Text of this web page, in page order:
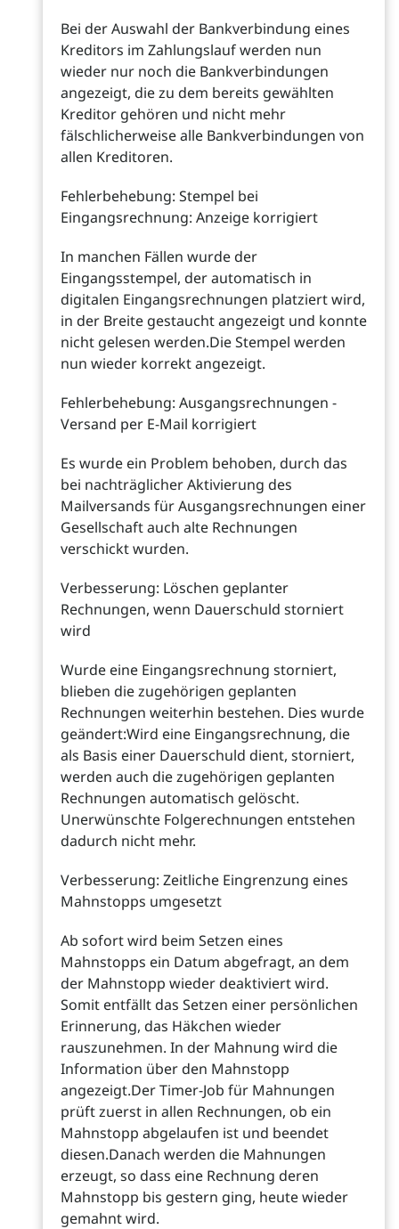
Bei der Auswahl der Bankverbindung eines
Kreditors im Zahlungslauf werden nun
wieder nur noch die Bankverbindungen
angezeigt, die zu dem bereits gewählten
Kreditor gehören und nicht mehr
fälschlicherweise alle Bankverbindungen von
allen Kreditoren.
Fehlerbehebung: Stempel bei
Eingangsrechnung: Anzeige korrigiert
In manchen Fällen wurde der
Eingangsstempel, der automatisch in
digitalen Eingangsrechnungen platziert wird,
in der Breite gestaucht angezeigt und konnte
nicht gelesen werden.Die Stempel werden
nun wieder korrekt angezeigt.
Fehlerbehebung: Ausgangsrechnungen -
Versand per E-Mail korrigiert
Es wurde ein Problem behoben, durch das
bei nachträglicher Aktivierung des
Mailversands für Ausgangsrechnungen einer
Gesellschaft auch alte Rechnungen
verschickt wurden.
Verbesserung: Löschen geplanter
Rechnungen, wenn Dauerschuld storniert
wird
Wurde eine Eingangsrechnung storniert,
blieben die zugehörigen geplanten
Rechnungen weiterhin bestehen. Dies wurde
geändert:Wird eine Eingangsrechnung, die
als Basis einer Dauerschuld dient, storniert,
werden auch die zugehörigen geplanten
Rechnungen automatisch gelöscht.
Unerwünschte Folgerechnungen entstehen
dadurch nicht mehr.
Verbesserung: Zeitliche Eingrenzung eines
Mahnstopps umgesetzt
Ab sofort wird beim Setzen eines
Mahnstopps ein Datum abgefragt, an dem
der Mahnstopp wieder deaktiviert wird.
Somit entfällt das Setzen einer persönlichen
Erinnerung, das Häkchen wieder
rauszunehmen. In der Mahnung wird die
Information über den Mahnstopp
angezeigt.Der Timer-Job für Mahnungen
prüft zuerst in allen Rechnungen, ob ein
Mahnstopp abgelaufen ist und beendet
diesen.Danach werden die Mahnungen
erzeugt, so dass eine Rechnung deren
Mahnstopp bis gestern ging, heute wieder
gemahnt wird.